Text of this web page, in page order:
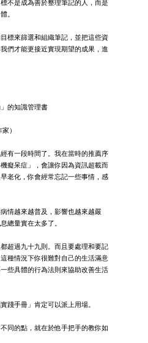
不是成為善於整理筆記的人，而是
。
標來篩選和組織筆記，並把這些資
們才能更接近實現期望的成果，進
的知識管理書
）
有一段時間了。我在當時的推薦序
癡呆症」，會讓你因為資訊超載而
老化，你會經常忘記一些事情，感
情越來越普及，影響也越來越嚴
總量實在太多了。
超過九十九則。而且要處理和要記
種情況下你很難對自己的生活滿意
些具體的行為法則來協助改善生活
踐手冊」肯定可以派上用場。
同的點，就在於他手把手的教你如